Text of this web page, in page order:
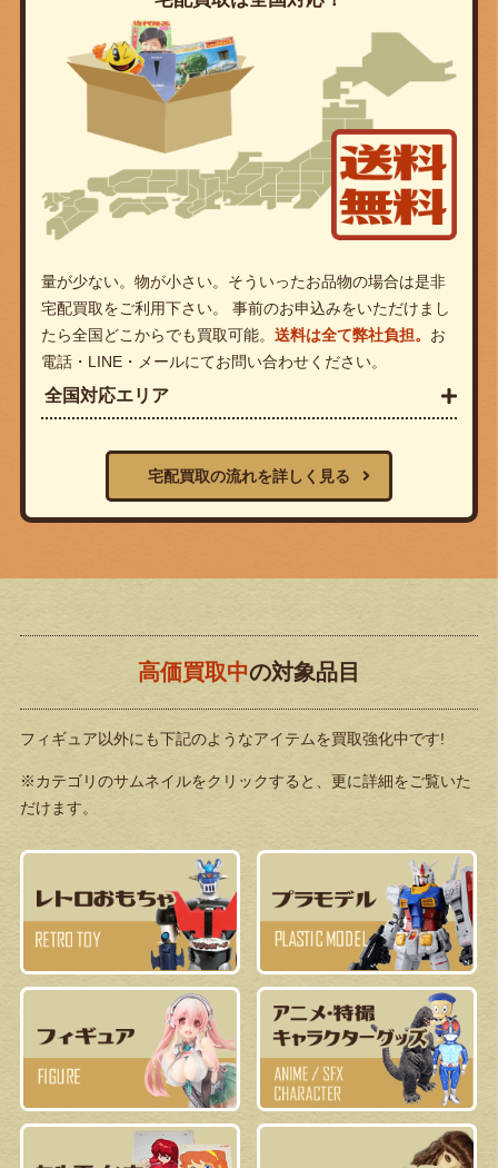
量が少ない。物が小さい。そういったお品物の場合は是非
宅配買取をご利用下さい。 事前のお申込みをいただけまし
たら全国どこからでも買取可能。 送料は全て弊社負担。 お
電話・LINE・メールにてお問い合わせください。
全国対応エリア
宅配買取の流れを詳しく見る
高価買取中の対象品目
フィギュア以外にも下記のようなアイテムを買取強化中です!
※カテゴリのサムネイルをクリックすると、更に詳細をご覧いた
だけます。